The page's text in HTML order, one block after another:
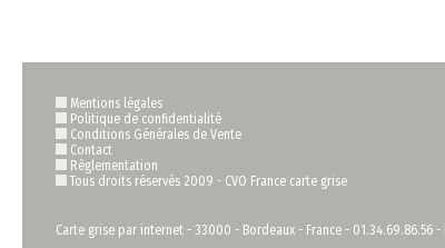
Mentions légales
Politique de confidentialité
Conditions Générales de Vente
Contact
Règlementation
Tous droits réservés 2009 - CVO France carte grise
Carte grise par internet - 33000 - Bordeaux - France - 01.34.69.86.56 -